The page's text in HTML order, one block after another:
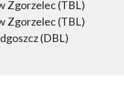
Zgorzelec (TBL)
Zgorzelec (TBL)
(DBL)